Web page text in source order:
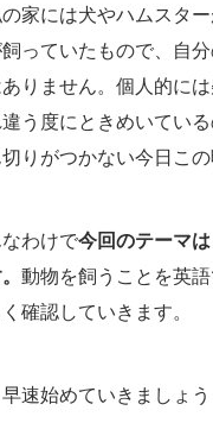
家には犬やハムスタ
っていたもので、自
りません。個人的に
う度にときめいてい
りがつかない今日この
わけで今回のテーマ
動物を飼うことを英
確認していきます。
速始めていきましょう